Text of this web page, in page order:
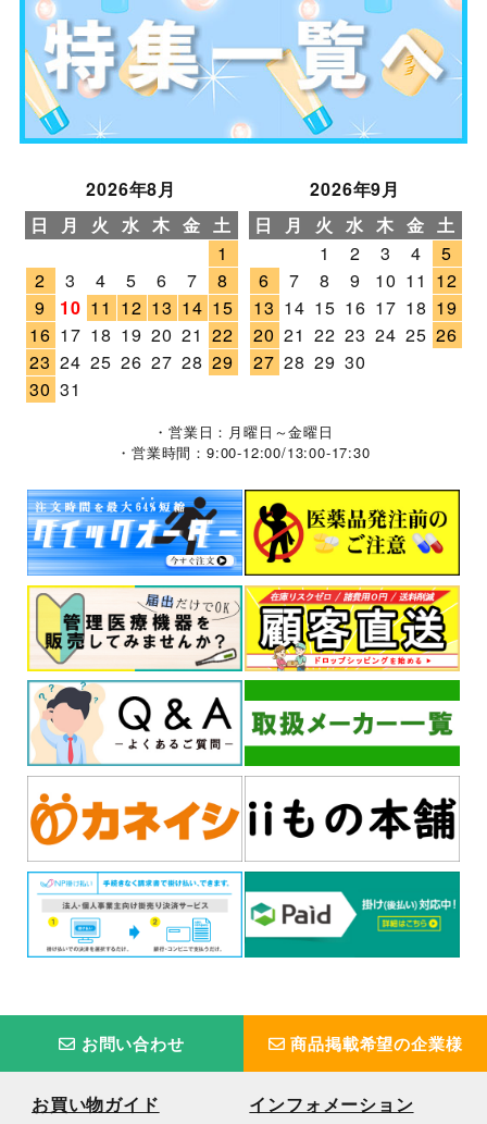
2026年8月
日
月 火 水 木 金 土
1
2
3 4 5 6 7
8
9
10 11 12 13 14 15
16 17 18 19 20 21 22
23 24 25 26 27 28 29
30 31
2026年9月
日
月 火 水 木 金 土
1
2 3 4
5
6
7 8 9 10 11 12
13 14 15 16 17 18 19
20 21 22 23 24 25 26
27 28 29 30
・営業日：月曜日～金曜日
・営業時間：9:00-12:00/13:00-17:30
お問い合わせ 商品掲載希望の企業様
お買い物ガイド インフォメーション